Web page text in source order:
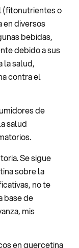
(fitonutrientes o
en diversos
bebidas,
debido a sus
la salud,
contra el
de
salud
Se sigue
sobre la
no te
base de
mis
en quercetina